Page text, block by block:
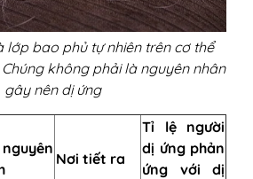
lớp bao phủ tự nhiên trên cơ thể
không phải là nguyên nhân
gây nên dị ứng
Nơi tiết ra
Tỉ lệ người
dị ứng phản
ứng với dị